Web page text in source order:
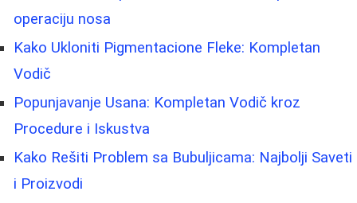
operaciju nosa
Kako Ukloniti Pigmentacione Fleke: Kompletan
Vodič
Popunjavanje Usana: Kompletan Vodič kroz
Procedure i Iskustva
Kako Rešiti Problem sa Bubuljicama: Najbolji Saveti
i Proizvodi